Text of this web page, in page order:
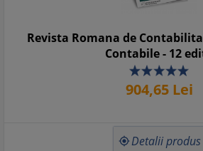
Revista Romana de
Contabile - 12
904,65Lei
 Detalii produs